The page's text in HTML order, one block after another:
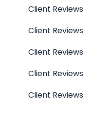
Client Reviews
Client Reviews
Client Reviews
Client Reviews
Client Reviews